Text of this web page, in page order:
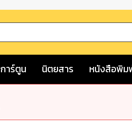
การ์ตูน นิตยสาร หนังสือพิม